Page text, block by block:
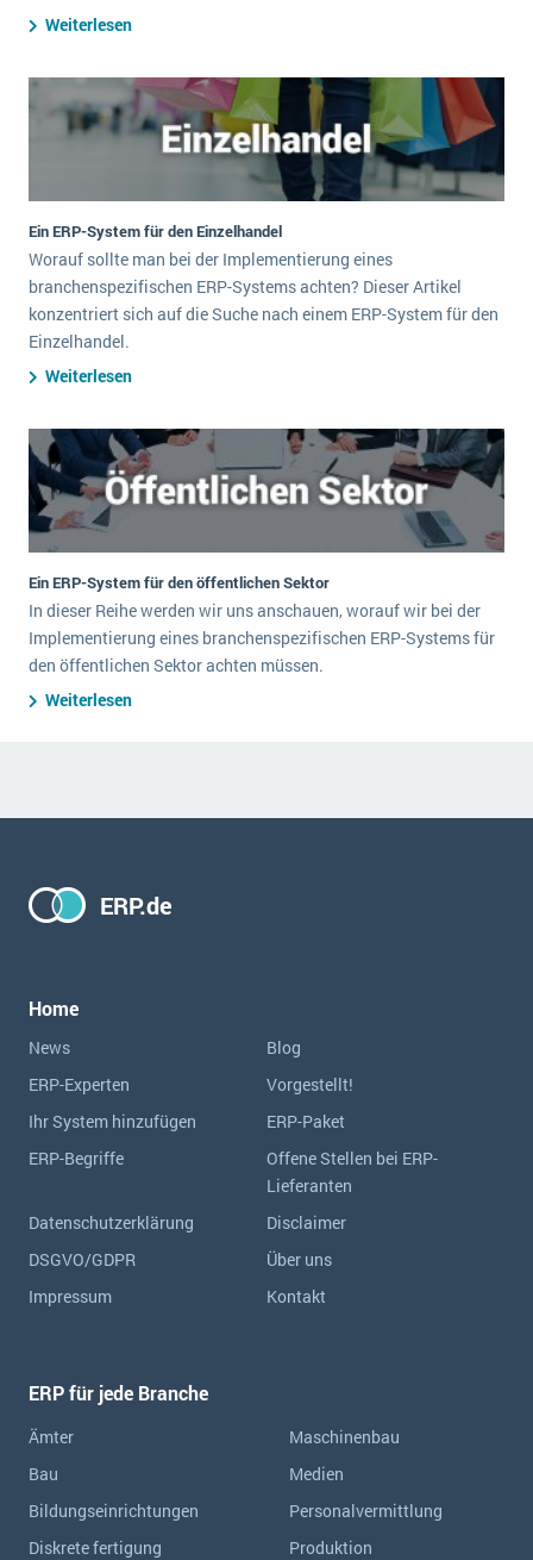
Weiterlesen
Ein ERP-System für den Einzelhandel
Worauf sollte man bei der Implementierung eines
branchenspezifischen ERP-Systems achten? Dieser Artikel
konzentriert sich auf die Suche nach einem ERP-System für den
Einzelhandel.
Weiterlesen
Ein ERP-System für den öffentlichen Sektor
In dieser Reihe werden wir uns anschauen, worauf wir bei der
Implementierung eines branchenspezifischen ERP-Systems für
den öffentlichen Sektor achten müssen.
Weiterlesen
ERP.de
Home
News
Blog
ERP-Experten
Vorgestellt!
Ihr System hinzufügen
ERP-Paket
ERP-Begriffe
Offene Stellen bei ERP-
Lieferanten
Datenschutzerklärung
Disclaimer
DSGVO/GDPR
Über uns
Impressum
Kontakt
ERP für jede Branche
Ämter
Bau
Bildungseinrichtungen
Diskrete fertigung
Maschinenbau
Medien
Personalvermittlung
Produktion